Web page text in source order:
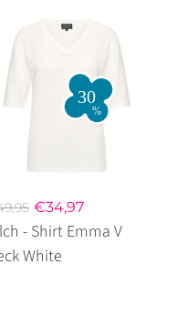
€34,97
- Shirt Emma V
White